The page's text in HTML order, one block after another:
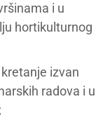
i u
hortikulturnog
izvan
radova i u